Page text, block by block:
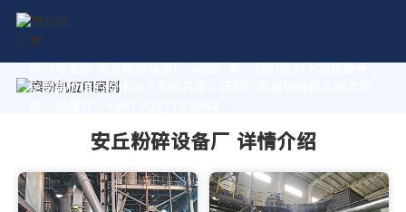
作为专业的 安丘粉碎设备厂 制造厂家，我们致力于为您量身
定制高价值的粉体加工系统方案。获取厂家直销报价及技术支
安丘粉碎设备厂 详情介绍